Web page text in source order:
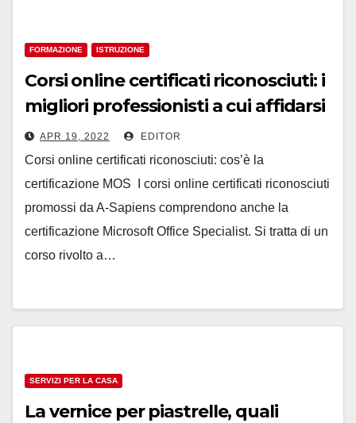
FORMAZIONE ISTRUZIONE
Corsi online certificati riconosciuti: i
migliori professionisti a cui affidarsi
APR 19, 2022 EDITOR
Corsi online certificati riconosciuti: cos’è la
certificazione MOS I corsi online certificati riconosciuti
promossi da A-Sapiens comprendono anche la
certificazione Microsoft Office Specialist. Si tratta di un
corso rivolto a…
SERVIZI PER LA CASA
La vernice per piastrelle, quali